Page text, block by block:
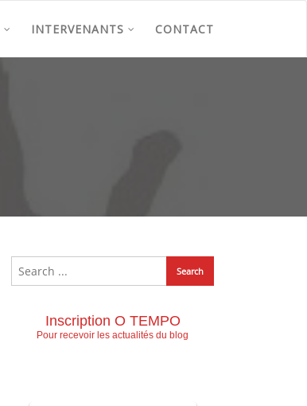
INTERVENANTS CONTACT
Inscription O TEMPO
Pour recevoir les actualités du blog